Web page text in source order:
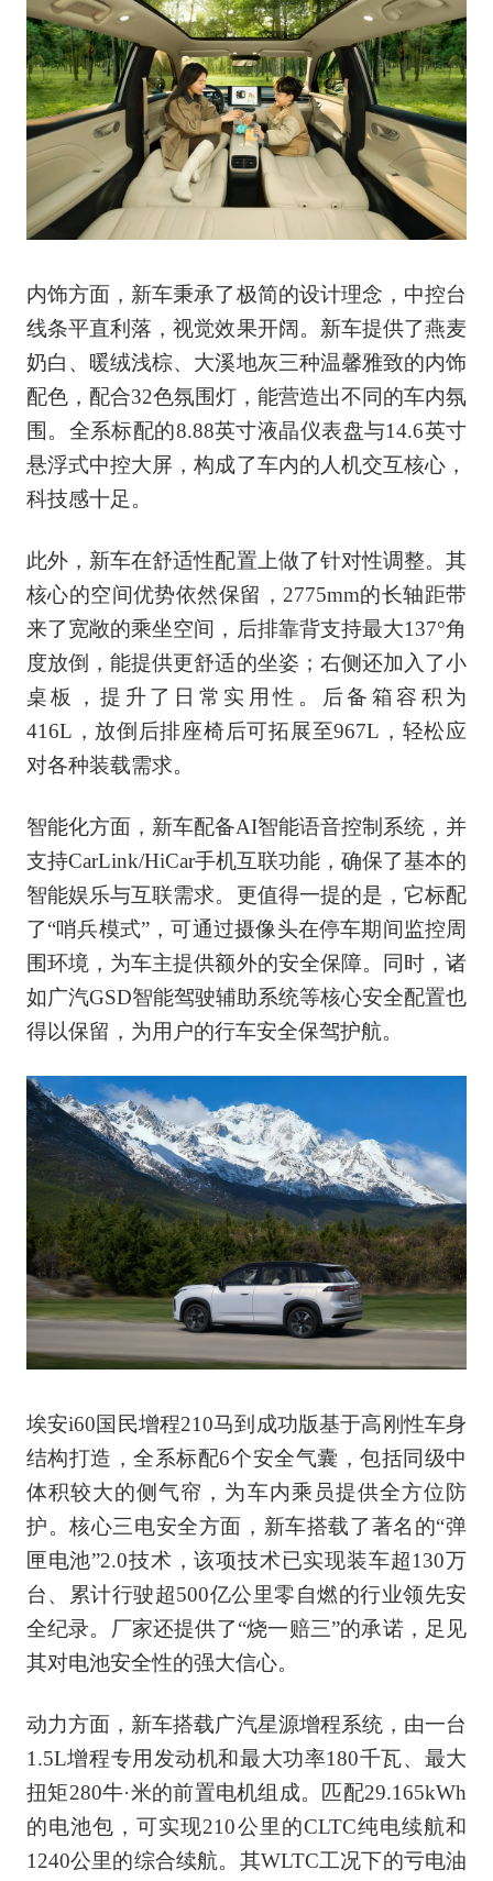
内饰方面，新车秉承了极简的设计理念，中控台
线条平直利落，视觉效果开阔。新车提供了燕麦
奶白、暖绒浅棕、大溪地灰三种温馨雅致的内饰
配色，配合32色氛围灯，能营造出不同的车内氛
围。全系标配的8.88英寸液晶仪表盘与14.6英寸
悬浮式中控大屏，构成了车内的人机交互核心，
科技感十足。
此外，新车在舒适性配置上做了针对性调整。其
核心的空间优势依然保留，2775mm的长轴距带
来了宽敞的乘坐空间，后排靠背支持最大137°角
度放倒，能提供更舒适的坐姿；右侧还加入了小
桌板，提升了日常实用性。后备箱容积为
416L，放倒后排座椅后可拓展至967L，轻松应
对各种装载需求。
智能化方面，新车配备AI智能语音控制系统，并
支持CarLink/HiCar手机互联功能，确保了基本的
智能娱乐与互联需求。更值得一提的是，它标配
了“哨兵模式”，可通过摄像头在停车期间监控周
围环境，为车主提供额外的安全保障。同时，诸
如广汽GSD智能驾驶辅助系统等核心安全配置也
得以保留，为用户的行车安全保驾护航。
埃安i60国民增程210马到成功版基于高刚性车身
结构打造，全系标配6个安全气囊，包括同级中
体积较大的侧气帘，为车内乘员提供全方位防
护。核心三电安全方面，新车搭载了著名的“弹
匣电池”2.0技术，该项技术已实现装车超130万
台、累计行驶超500亿公里零自燃的行业领先安
全纪录。厂家还提供了“烧一赔三”的承诺，足见
其对电池安全性的强大信心。
动力方面，新车搭载广汽星源增程系统，由一台
1.5L增程专用发动机和最大功率180千瓦、最大
扭矩280牛·米的前置电机组成。匹配29.165kWh
的电池包，可实现210公里的CLTC纯电续航和
1240公里的综合续航。其WLTC工况下的亏电油